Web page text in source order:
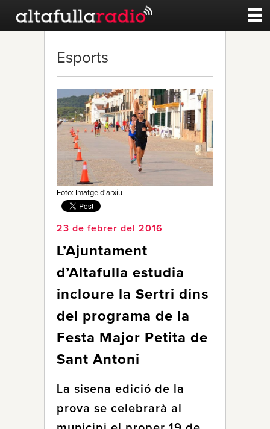
Esports
Noticies
Qui Som
Esports
Foto: Imatge d'arxiu
23 de febrer del 2016
L’Ajuntament
d’Altafulla estudia
incloure la Sertri dins
del programa de la
Festa Major Petita de
Sant Antoni
La sisena edició de la
prova se celebrarà al